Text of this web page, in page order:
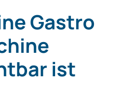
Gastro
ist